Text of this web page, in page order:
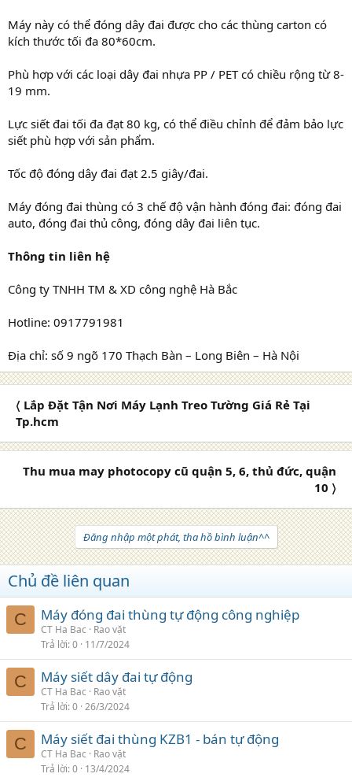
Máy này có thể đóng dây đai được cho các thùng carton có
kích thước tối đa 80*60cm.
Phù hợp với các loại dây đai nhựa PP / PET có chiều rộng từ 8-
19 mm.
Lực siết đai tối đa đạt 80 kg, có thể điều chỉnh để đảm bảo lực
siết phù hợp với sản phẩm.
Tốc độ đóng dây đai đạt 2.5 giây/đai.
Máy đóng đai thùng có 3 chế độ vận hành đóng đai: đóng đai
auto, đóng đai thủ công, đóng dây đai liên tục.
Thông tin liên hệ
Công ty TNHH TM & XD công nghệ Hà Bắc
Hotline: 0917791981
Địa chỉ: số 9 ngõ 170 Thạch Bàn – Long Biên – Hà Nội
〈 Lắp Đặt Tận Nơi Máy Lạnh Treo Tường Giá Rẻ Tại
Tp.hcm
Thu mua may photocopy cũ quận 5, 6, thủ đức, quận
10 〉
Đăng nhập một phát, tha hồ bình luận^^
Chủ đề liên quan
C Máy đóng đai thùng tự động công nghiệp
CT Ha Bac
Rao vặt
Trả lời 0 11/7/2024
C Máy siết dây đai tự động
CT Ha Bac
Rao vặt
Trả lời 0 26/3/2024
C Máy siết đai thùng KZB1 - bán tự động
CT Ha Bac
Rao vặt
Trả lời 0 13/4/2024